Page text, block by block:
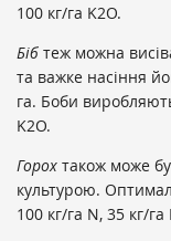
100 кг/га K2O.
Біб теж можна
та важке насіння
га. Боби
K2O.
Горох також може
культурою.
100 кг/га N, 35 кг/га